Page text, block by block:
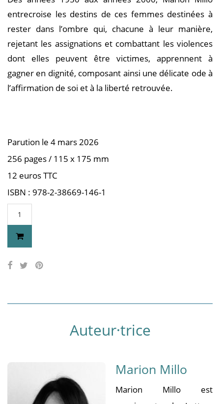
entrecroise les destins de ces femmes destinées à
rester dans l’ombre qui, chacune à leur manière,
rejetant les assignations et combattant les violences
dont elles peuvent être victimes, apprennent à
gagner en dignité, composant ainsi une délicate ode à
l’affirmation de soi et à la liberté retrouvée.
Parution le 4 mars 2026
256 pages / 115 x 175 mm
12 euros TTC
ISBN : 978-2-38669-146-1
Auteur·trice
Marion Millo
Marion Millo est